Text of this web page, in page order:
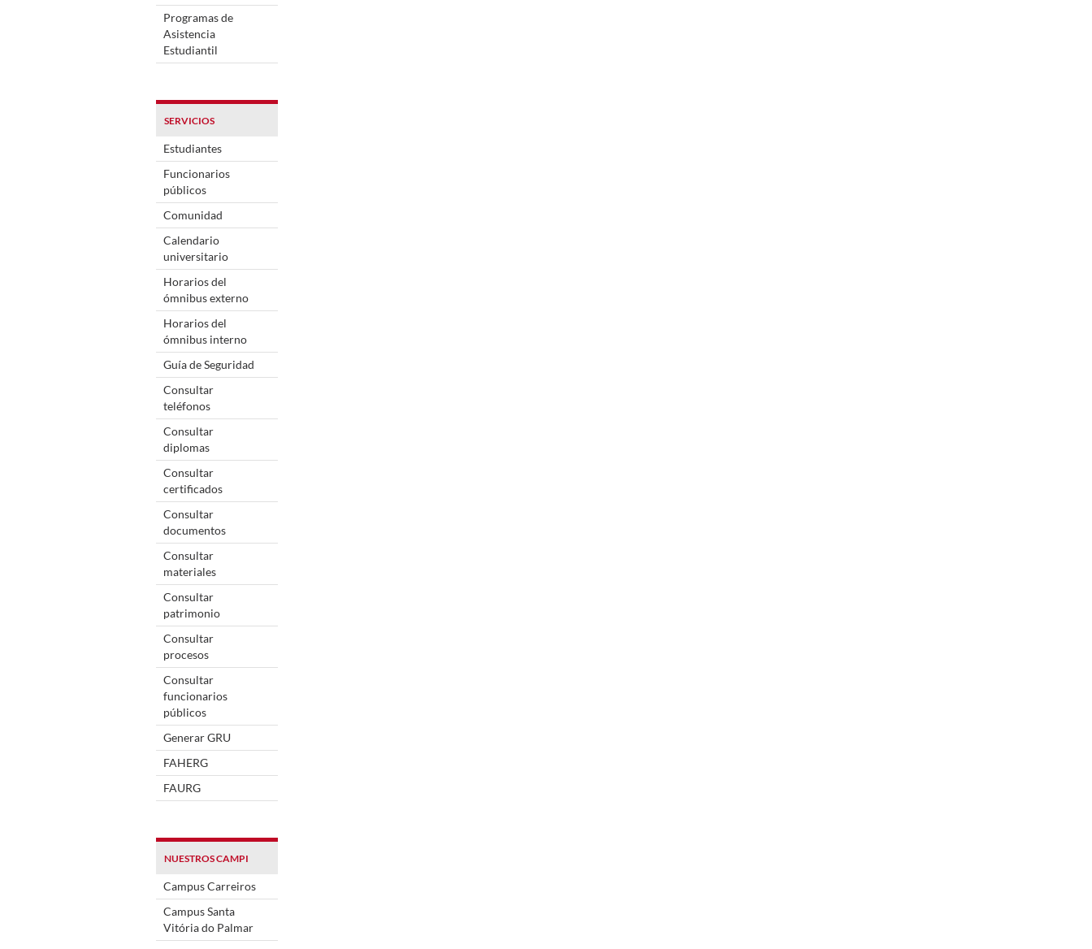
Programas de
Asistencia
Estudiantil
SERVICIOS
Estudiantes
Funcionarios
públicos
Comunidad
Calendario
universitario
Horarios del
ómnibus externo
Horarios del
ómnibus interno
Guía de Seguridad
Consultar
teléfonos
Consultar
diplomas
Consultar
certificados
Consultar
documentos
Consultar
materiales
Consultar
patrimonio
Consultar
procesos
Consultar
funcionarios
públicos
Generar GRU
FAHERG
FAURG
NUESTROS CAMPI
Campus Carreiros
Campus Santa
Vitória do Palmar